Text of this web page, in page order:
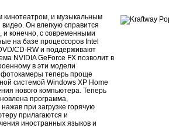
кинотеатром, и музыкальным
Он влегкую справится
конечно, с современными
на базе процессоров Intel
CD-RW и поддерживают
NVIDIA GeForce FX позволит в
в эти модели
теперь проще
системой Windows XP Home
нового компьютера. Теперь
программа,
при загрузке горячую
прилагаются и
иностранных языков и